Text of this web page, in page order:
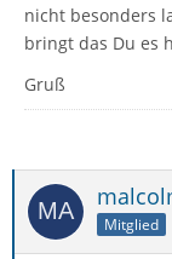
nicht besonders
bringt das Du es
Gruß
Mitglied